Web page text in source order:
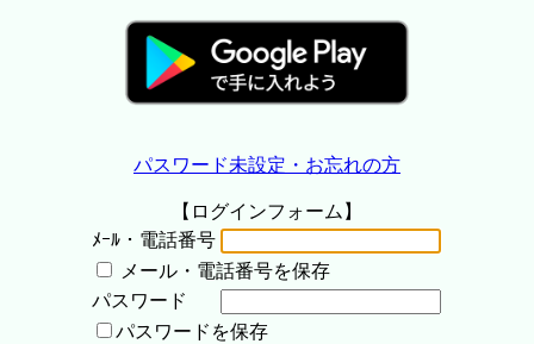
パスワード未設定・お忘れの方
【ログインフォーム】
ﾒｰﾙ・電話番号
メール・電話番号を保存
パスワード
パスワードを保存